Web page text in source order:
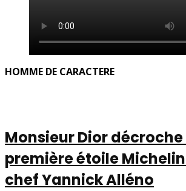
HOMME DE CARACTERE
Monsieur Dior décroche
première étoile
chef Yannick Alléno